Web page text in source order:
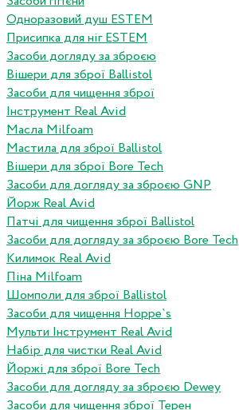
Одноразовий душ ESTEM
Присипка для ніг ESTEM
Засоби догляду за зброєю
Вішери для зброї Ballistol
Засоби для чищення зброї
Інструмент Real Avid
Масла Milfoam
Мастила для зброї Ballistol
Вішери для зброї Bore Tech
Засоби для догляду за зброєю GNP
Йорж Real Avid
Патчі для чищення зброї Ballistol
Засоби для догляду за зброєю Bore Tech
Килимок Real Avid
Піна Milfoam
Шомполи для зброї Ballistol
Засоби для чищення Hoppe`s
Мульти Інструмент Real Avid
Набір для чистки Real Avid
Йоржі для зброї Bore Tech
Засоби для догляду за зброєю Dewey
Засоби для чищення зброї Терен